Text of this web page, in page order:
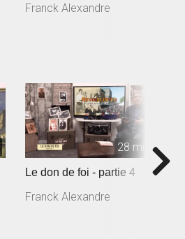
Franck Alexandre
28 min
Le don de foi - partie 4
Franck Alexandre